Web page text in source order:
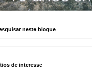
neste blogue
de interesse